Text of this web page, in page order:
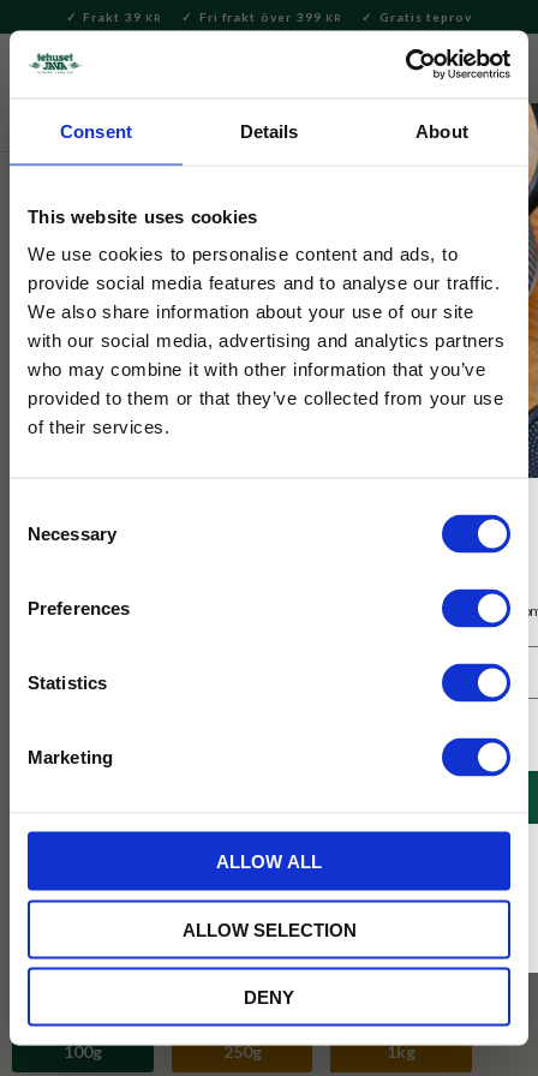
Consent Details About
This website uses cookies
We use cookies to personalise content and ads, to
provide social media features and to analyse our traffic.
We also share information about your use of our site
with our social media, advertising and analytics partners
who may combine it with other information that you’ve
provided to them or that they’ve collected from your use
of their services.
Selection
Necessary
Preferences
Statistics
Marketing
ALLOW ALL
ALLOW SELECTION
DENY
Meny
Frakt 39 KR Fri frakt över 399 KR Gratis teprov
Te Löste Svart te
Tehuset Java
Bombay Chai svart/grönt te
1 Betyg
En rund blandning av svart och grönt te med de klassiska
chaikryddorna: kanel, kardemumma, kryddnejlika och
svartpeppar.
100g
250g 1kg
Få 10% rabatt på ditt första köp på nätet och ta del av erbjudanden året
* Rabatten gäller endast online på Tehusetjava.se. Rabatten fungerar endast på